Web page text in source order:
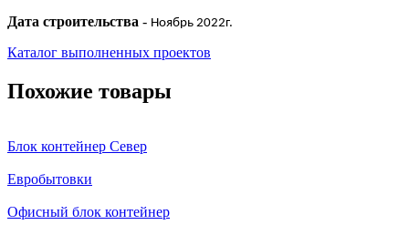
Дата строительства - Ноябрь 2022г.
Каталог выполненных проектов
Похожие товары
Блок контейнер Север
Евробытовки
Офисный блок контейнер